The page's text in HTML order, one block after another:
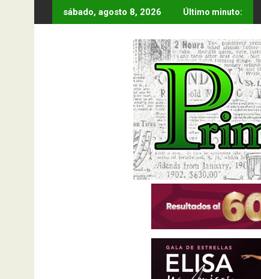
al
sábado, agosto 8, 2026 Último minuto: